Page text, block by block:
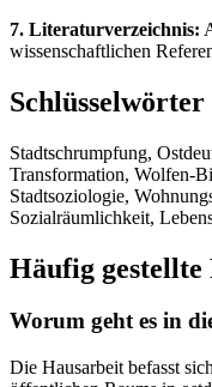
7. Literaturverzeichnis:
wissenschaftlichen
Schlüsselwörter
Stadtschrumpfung,
Transformation, Wolfen-
Stadtsoziologie,
Sozialräumlichkeit,
Häufig gestellte
Worum geht es in
Die Hausarbeit befasst